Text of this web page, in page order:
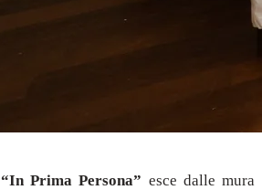
“In Prima Persona” esce dalle mura